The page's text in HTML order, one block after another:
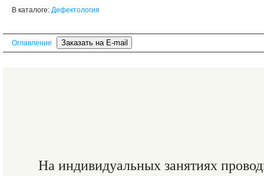
В каталоге: Дефектология
Оглавление
На индивидуальных занятиях